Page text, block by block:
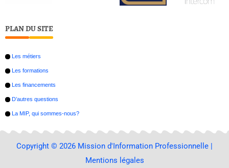
PLAN DU SITE
Les métiers
Les formations
Les financements
D’autres questions
La MIP, qui sommes-nous?
Copyright © 2026 Mission d'Information Professionnelle |
Mentions légales